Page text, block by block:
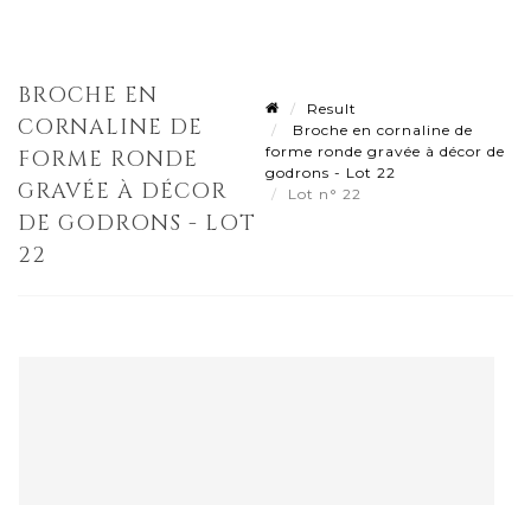
BROCHE EN
CORNALINE DE
FORME RONDE
GRAVÉE À DÉCOR
DE GODRONS - LOT
22
Result
Broche en cornaline de
forme ronde gravée à décor de
godrons - Lot 22
Lot n° 22